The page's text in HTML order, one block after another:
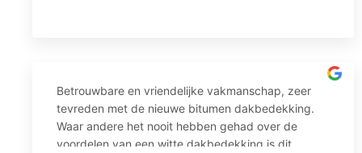
Betrouwbare en vriendelijke vakmanschap, zeer
tevreden met de nieuwe bitumen dakbedekking.
Waar andere het nooit hebben gehad over de
voordelen van een witte dakbedekking is dit